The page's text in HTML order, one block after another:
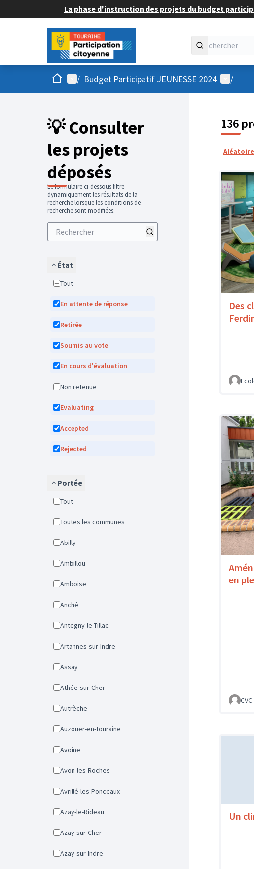
La phase d'instruction des projets du budget
AccueilMenu principal
/ Budget Participatif JEUNESSE 2024 Menu
/
💡 Consulter
les projets
déposés
Le formulaire ci-dessous filtre
dynamiquement les résultats de la
recherche lorsque les conditions de
recherche sont modifiées.
État
Tout
En attente de réponse
Retirée
Soumis au vote
En cours d'évaluation
Non retenue
Evaluating
Accepted
Rejected
Portée
Tout
Toutes les communes
Abilly
Ambillou
Amboise
Anché
Antogny-le-Tillac
Artannes-sur-Indre
Assay
Athée-sur-Cher
Autrèche
Auzouer-en-Touraine
Avoine
Avon-les-Roches
Avrillé-les-Ponceaux
Azay-le-Rideau
Azay-sur-Cher
Azay-sur-Indre
136
Aléatoire
Des
en
CVC
Un